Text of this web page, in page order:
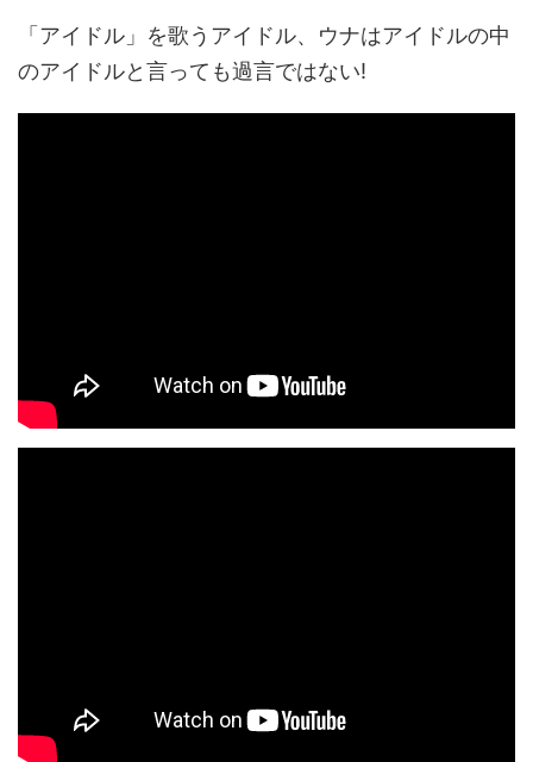
「アイドル」を歌うアイドル、ウナはアイドルの中
のアイドルと言っても過言ではない!